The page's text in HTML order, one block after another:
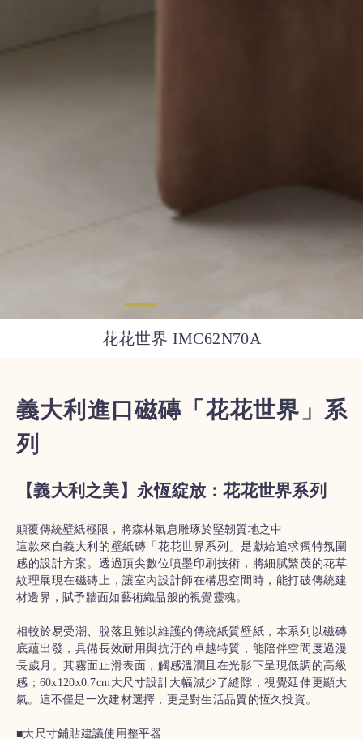
花花世界 IMC62N70A
義大利進口磁磚「花花世界」系
列
【義大利之美】永恆綻放：花花世界系列
顛覆傳統壁紙極限，將森林氣息雕琢於堅韌質地之中
這款來自義大利的壁紙磚「花花世界系列」是獻給追求獨特氛圍
感的設計方案。透過頂尖數位噴墨印刷技術，將細膩繁茂的花草
紋理展現在磁磚上，讓室內設計師在構思空間時，能打破傳統建
材邊界，賦予牆面如藝術織品般的視覺靈魂。
相較於易受潮、脫落且難以維護的傳統紙質壁紙，本系列以磁磚
底蘊出發，具備長效耐用與抗汙的卓越特質，能陪伴空間度過漫
長歲月。其霧面止滑表面，觸感溫潤且在光影下呈現低調的高級
感；60x120x0.7cm大尺寸設計大幅減少了縫隙，視覺延伸更顯大
氣。這不僅是一次建材選擇，更是對生活品質的恆久投資。
■大尺寸鋪貼建議使用整平器